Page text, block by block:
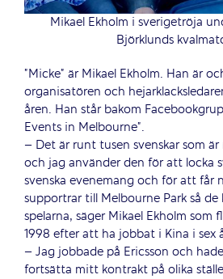
Mikael Ekholm i sverigetröja
Björklunds
”Micke” är Mikael Ekholm. Han är
organisatören och
åren. Han står bakom
Events in Melbourne”.
– Det är runt tusen svenskar som
och jag använder den för att locka
svenska evenemang och för att får
supportrar till Melbourne Park så de
spelarna, säger Mikael Ekholm
1998 efter att ha jobbat i Kina i sex
– Jag jobbade på Ericsson och
fortsätta mitt kontrakt på olika